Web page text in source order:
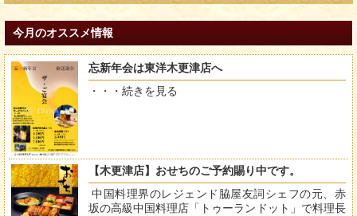
今月のオススメ情報
忘新年会は東洋木更津店へ
・・・ 続きを見る
【木更津店】おせちのご予約賜り中です。
中国料理界のレジェンド脇屋友詞シェフの元、赤
坂の高級中国料理店「トゥーランドット」で料理長